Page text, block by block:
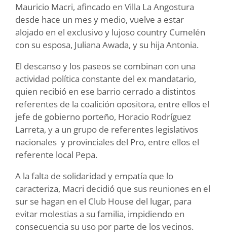
Mauricio Macri, afincado en Villa La Angostura
desde hace un mes y medio, vuelve a estar
alojado en el exclusivo y lujoso country Cumelén
con su esposa, Juliana Awada, y su hija Antonia.
El descanso y los paseos se combinan con una
actividad política constante del ex mandatario,
quien recibió en ese barrio cerrado a distintos
referentes de la coalición opositora, entre ellos el
jefe de gobierno porteño, Horacio Rodríguez
Larreta, y a un grupo de referentes legislativos
nacionales y provinciales del Pro, entre ellos el
referente local Pepa.
A la falta de solidaridad y empatía que lo
caracteriza, Macri decidió que sus reuniones en el
sur se hagan en el Club House del lugar, para
evitar molestias a su familia, impidiendo en
consecuencia su uso por parte de los vecinos.